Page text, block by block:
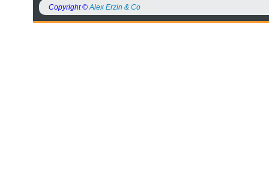
Copyright ©Alex Erzin & Co